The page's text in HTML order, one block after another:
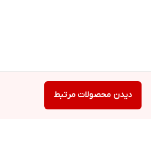
دیدن محصولات مرتبط